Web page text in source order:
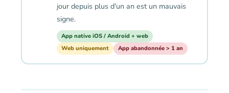
jour depuis plus d'un an est un mauvais
signe.
App native iOS / Android + web
Web uniquement
App abandonnée > 1 an